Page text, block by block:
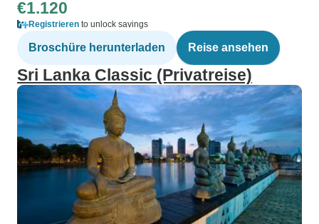
€1.120
Registrieren to unlock savings
Broschüre herunterladen Reise ansehen
Sri Lanka Classic (Privatreise)